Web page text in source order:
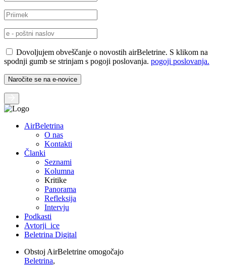
Dovoljujem obveščanje o novostih airBeletrine. S klikom na
spodnji gumb se strinjam s pogoji poslovanja. pogoji poslovanja.
AirBeletrina
O nas
Kontakti
Članki
Seznami
Kolumna
Kritike
Panorama
Refleksija
Intervju
Podkasti
Avtorji_ice
Beletrina Digital
Obstoj AirBeletrine omogočajo
Beletrina,